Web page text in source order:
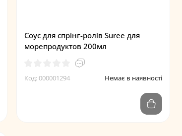
Соус для спрінг-ролів Suree для
морепродуктов 200мл
Код: 000001294 Немає в наявності